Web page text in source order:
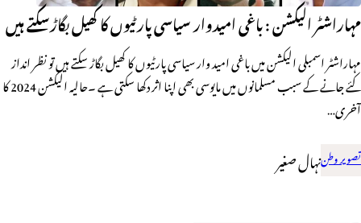
مہاراشٹر الیکشن : باغی امیدوار سیاسی پارٹیوں کا کھیل بگاڑسکتے ہیں
مہاراشٹر اسمبلی الیکشن میں باغی امید وار سیاسی پارٹیوں کا کھیل بگاڑ سکتے ہیں تو نظر انداز
کئے جانے کے سبب مسلمانوں میں مایوسی بھی اپنا اثر دکھا سکتی ہے ۔حالیہ الیکشن 2024 کا
آخری…
تصویر وطننہال صغیر